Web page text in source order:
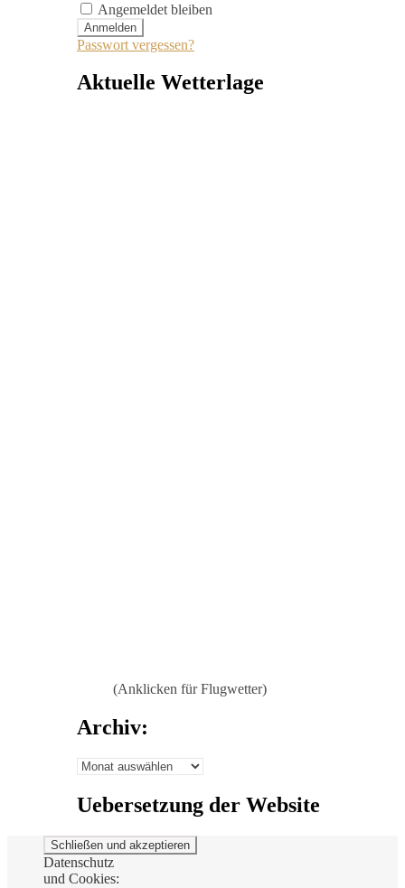
Angemeldet bleiben
Passwort vergessen?
Aktuelle Wetterlage
(Anklicken für Flugwetter)
Archiv:
Archiv:
Uebersetzung der Website
Datenschutz
und Cookies: